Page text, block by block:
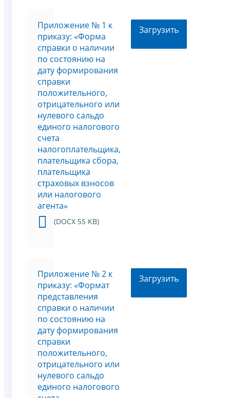
Приложение № 1 к
приказу: «Форма
справки о наличии
по состоянию на
дату формирования
справки
положительного,
отрицательного или
нулевого сальдо
единого налогового
счета
налогоплательщика,
плательщика сбора,
плательщика
страховых взносов
или налогового
агента»
(DOCX 55 KB)
Загрузить
Приложение № 2 к
приказу: «Формат
представления
справки о наличии
по состоянию на
дату формирования
справки
положительного,
отрицательного или
нулевого сальдо
единого налогового
Загрузить